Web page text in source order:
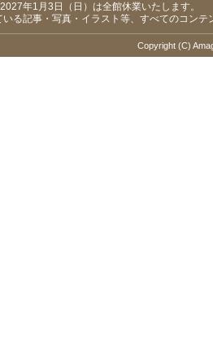
年1月3日（日）は全館休業いたします。
いる記事・写真・イラスト等、すべてのコン
Copyright (C)